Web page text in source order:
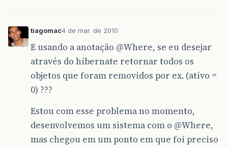
tiagomac4 de mar. de 2010
E usando a anotação @Where, se eu desejar
através do hibernate retornar todos os
objetos que foram removidos por ex. (ativo =
0) ???
Estou com esse problema no momento,
desenvolvemos um sistema com o @Where,
mas chegou em um ponto em que foi preciso